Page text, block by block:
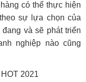
có thể thực hiện
sự lựa chọn của
và sẽ phát triển
nghiệp nào cũng
HOT 2021